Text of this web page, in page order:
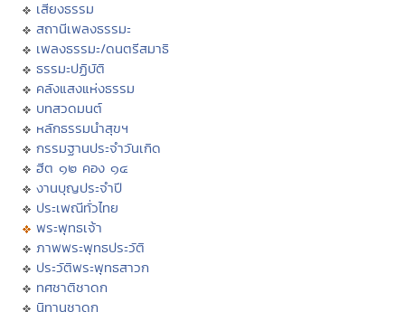
เสียงธรรม
สถานีเพลงธรรมะ
เพลงธรรมะ/ดนตรีสมาธิ
ธรรมะปฏิบัติ
คลังแสงแห่งธรรม
บทสวดมนต์
หลักธรรมนำสุขฯ
กรรมฐานประจำวันเกิด
ฮีต ๑๒ คอง ๑๔
งานบุญประจำปี
ประเพณีทั่วไทย
พระพุทธเจ้า
ภาพพระพุทธประวัติ
ประวัติพระพุทธสาวก
ทศชาติชาดก
นิทานชาดก